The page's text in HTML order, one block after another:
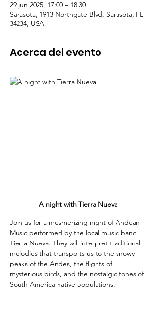
29 jun 2025, 17:00 – 18:30
Sarasota, 1913 Northgate Blvd, Sarasota, FL
34234, USA
Acerca del evento
A night with Tierra Nueva
Join us for a mesmerizing night of Andean
Music performed by the local music band
Tierra Nueva. They will interpret traditional
melodies that transports us to the snowy
peaks of the Andes, the flights of
mysterious birds, and the nostalgic tones of
South America native populations.